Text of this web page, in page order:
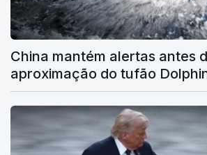
China mantém alertas antes
aproximação do tufão